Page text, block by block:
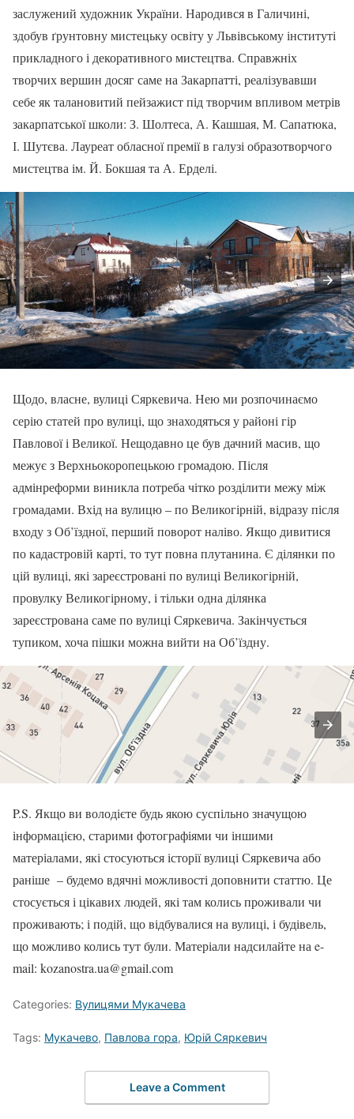
заслужений художник України. Народився в Галичині,
здобув ґрунтовну мистецьку освіту у Львівському інституті
прикладного і декоративного мистецтва. Справжніх
творчих вершин досяг саме на Закарпатті, реалізувавши
себе як талановитий пейзажист під творчим впливом метрів
закарпатської школи: З. Шолтеса, А. Кашшая, М. Сапатюка,
І. Шутєва. Лауреат обласної премії в галузі образотворчого
мистецтва ім. Й. Бокшая та А. Ерделі.
Щодо, власне, вулиці Сяркевича. Нею ми розпочинаємо
серію статей про вулиці, що знаходяться у районі гір
Павлової і Великої. Нещодавно це був дачний масив, що
межує з Верхньокоропецькою громадою. Після
адмінреформи виникла потреба чітко розділити межу між
громадами. Вхід на вулицю – по Великогірній, відразу після
входу з Об’їздної, перший поворот наліво. Якщо дивитися
по кадастровій карті, то тут повна плутанина. Є ділянки по
цій вулиці, які зареєстровані по вулиці Великогірній,
провулку Великогірному, і тільки одна ділянка
зареєстрована саме по вулиці Сяркевича. Закінчується
тупиком, хоча пішки можна вийти на Об’їздну.
P.S. Якщо ви володієте будь якою суспільно значущою
інформацією, старими фотографіями чи іншими
матеріалами, які стосуються історії вулиці Сяркевича або
раніше – будемо вдячні можливості доповнити статтю. Це
стосується і цікавих людей, які там колись проживали чи
проживають; і подій, що відбувалися на вулиці, і будівель,
що можливо колись тут були. Матеріали надсилайте на e-
mail: kozanostra.ua@gmail.com
Categories: Вулицями Мукачева
Tags: Мукачево, Павлова гора, Юрій Сяркевич
Leave a Comment